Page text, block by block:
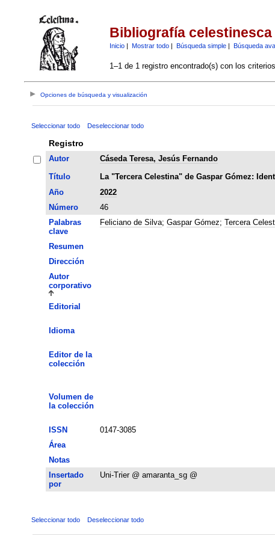
Bibliografía celestinesca
Inicio| Mostrar todo| Búsqueda simple| Búsqueda
1–1 de 1 registro encontrado(s) con los
Opciones de búsqueda y visualización
Seleccionar todo Deseleccionar todo
Registro
Autor
Cáseda Teresa, Jesús Fernando
Título
La "Tercera Celestina" de Gaspar Gómez:
Año
2022
Número
46
Palabras
clave
Feliciano de Silva; Gaspar Gómez; Tercera
Resumen
Dirección
Autor
corporativo
Editorial
Idioma
Editor de la
colección
Volumen de
la colección
ISSN 0147-3085
Área
Notas
Insertado
por
Uni-Trier @ amaranta_sg @
Seleccionar todo Deseleccionar todo